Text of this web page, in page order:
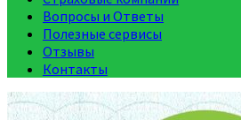
Вопросы и Ответы
Полезные сервисы
Отзывы
Контакты